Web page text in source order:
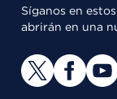
Síganos en
abrirán en una